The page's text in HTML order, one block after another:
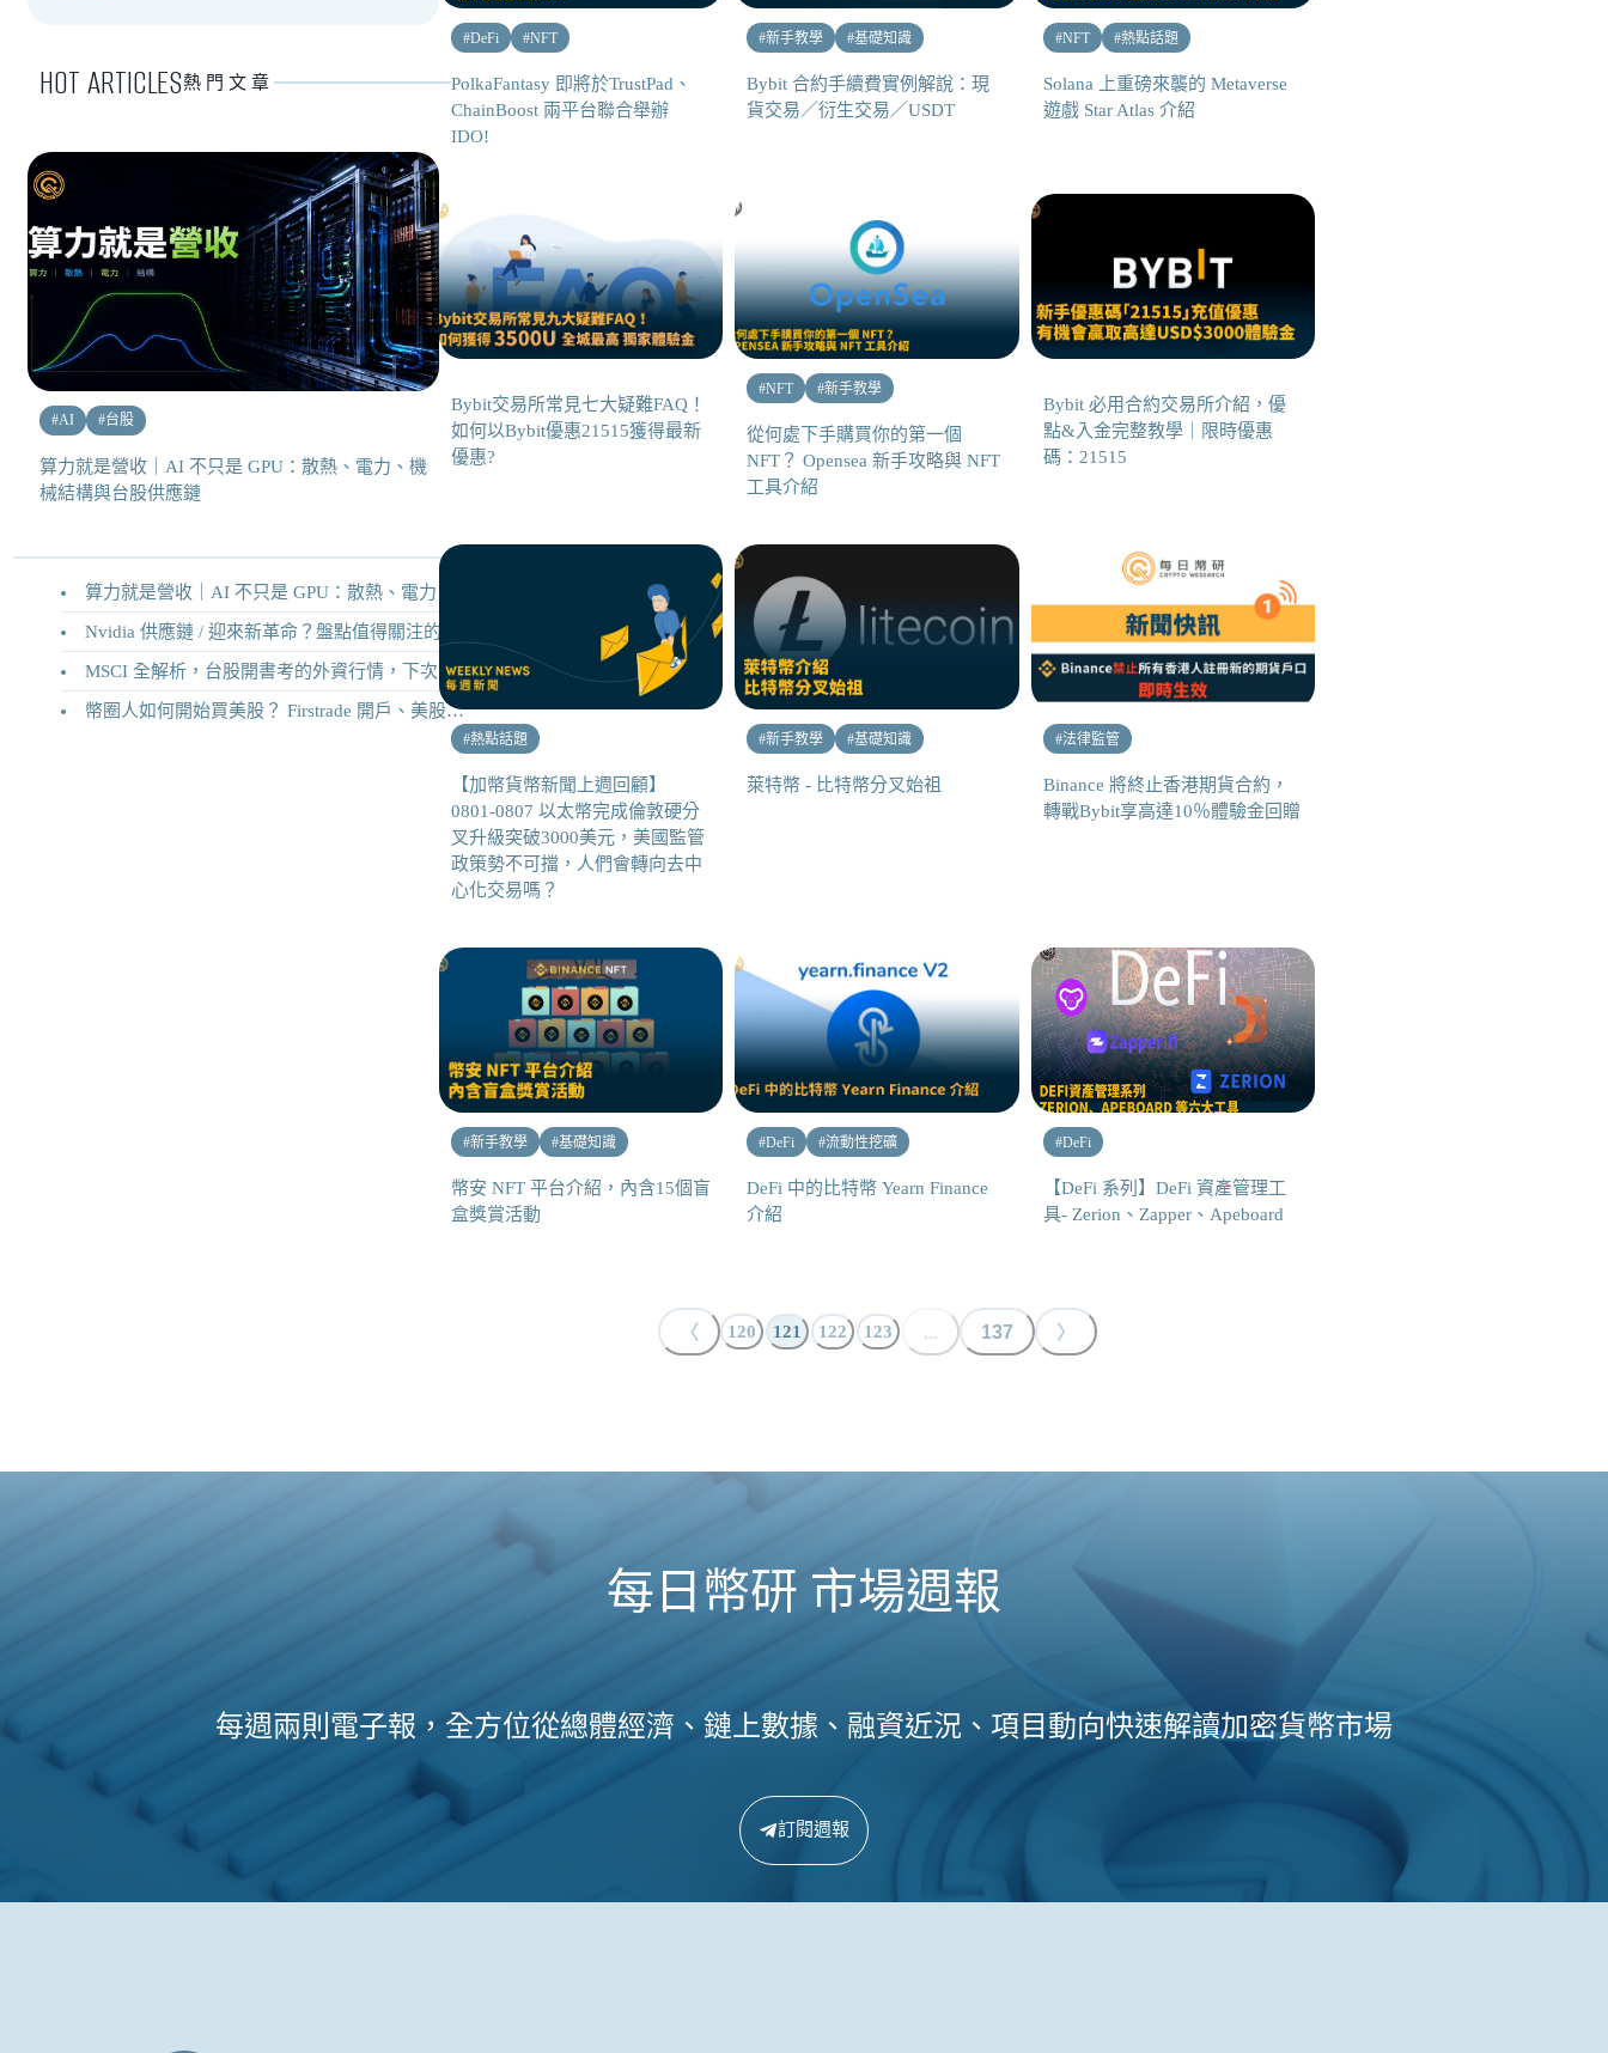
HOT ARTICLES熱門文章
#AI #台股
算力就是營收｜AI 不只是 GPU：散熱、電力、機
械結構與台股供應鏈
算力就是營收｜AI 不只是 GPU：散熱、電力、機械結構與台股供應鏈
Nvidia 供應鏈 / 迎來新革命？盤點值得關注的二十家供應鏈企業
MSCI 全解析，台股開書考的外資行情，下次調整你準備好了嗎？
幣圈人如何開始買美股？ Firstrade 開戶、美股交易機制完整教學
#DeFi #NFT
PolkaFantasy 即將於TrustPad、
ChainBoost 兩平台聯合舉辦
IDO!
#新手教學 #基礎知識
Bybit 合約手續費實例解說：現
貨交易／衍生交易／USDT
#NFT #熱點話題
Solana 上重磅來襲的 Metaverse
遊戲 Star Atlas 介紹
Bybit交易所常見七大疑難FAQ！
如何以Bybit優惠21515獲得最新
優惠?
#NFT #新手教學
從何處下手購買你的第一個
NFT？ Opensea 新手攻略與 NFT
工具介紹
Bybit 必用合約交易所介紹，優
點&入金完整教學｜限時優惠
碼：21515
#熱點話題
【加幣貨幣新聞上週回顧】
0801-0807 以太幣完成倫敦硬分
叉升級突破3000美元，美國監管
政策勢不可擋，人們會轉向去中
心化交易嗎？
#新手教學 #基礎知識
萊特幣 - 比特幣分叉始祖
#法律監管
Binance 將終止香港期貨合約，
轉戰Bybit享高達10％體驗金回贈
#新手教學 #基礎知識
幣安 NFT 平台介紹，內含15個盲
盒獎賞活動
#DeFi #流動性挖礦
DeFi 中的比特幣 Yearn Finance
介紹
#DeFi
【DeFi 系列】DeFi 資產管理工
具- Zerion、Zapper、Apeboard
〈 120 121 122 123 ... 137 〉
每日幣研 市場週報
每週兩則電子報，全方位從總體經濟、鏈上數據、融資近況、項目動向快速解讀加密貨幣市場
訂閱週報